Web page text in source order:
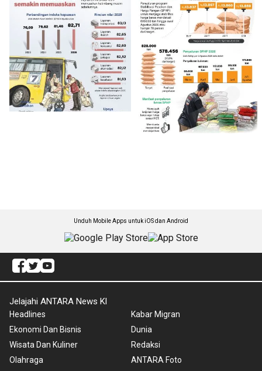
Unduh Mobile Apps untuk iOS dan Android
Jelajahi ANTARA News Kl
Headlines
Ekonomi Dan Bisnis
Wisata Dan Kuliner
Olahraga
Kabar Migran
Dunia
Redaksi
ANTARA Foto